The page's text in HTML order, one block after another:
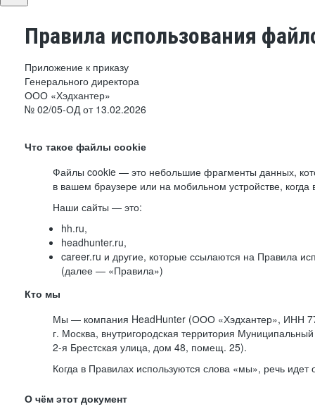
Правила использования
Приложение к приказу
Генерального директора
ООО «Хэдхантер»
№ 02/05-ОД от 13.02.2026
Что такое файлы cookie
Файлы cookie — это небольшие фрагменты данных,
в вашем браузере или на мобильном устройстве,
Наши сайты — это:
hh.ru,
headhunter.ru,
career.ru и другие, которые ссылаются на Правила
(далее — «Правила»)
Кто мы
Мы — компания HeadHunter (ООО «Хэдхантер», ИНН
г. Москва, внутригородская территория Муниципальный
2-я Брестская улица, дом 48, помещ. 25).
Когда в Правилах используются слова «мы», речь
О чём этот документ